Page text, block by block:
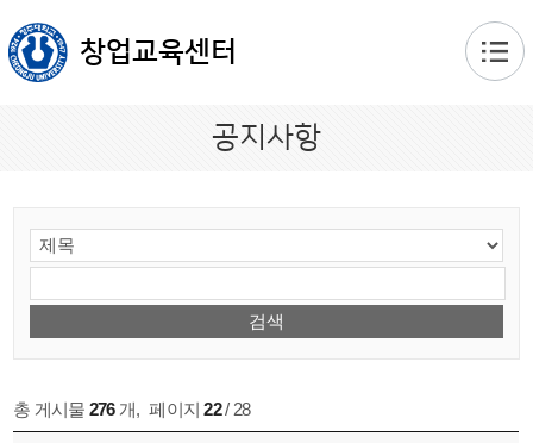
창업교육센터
공지사항
총 게시물 276개, 페이지22/ 28